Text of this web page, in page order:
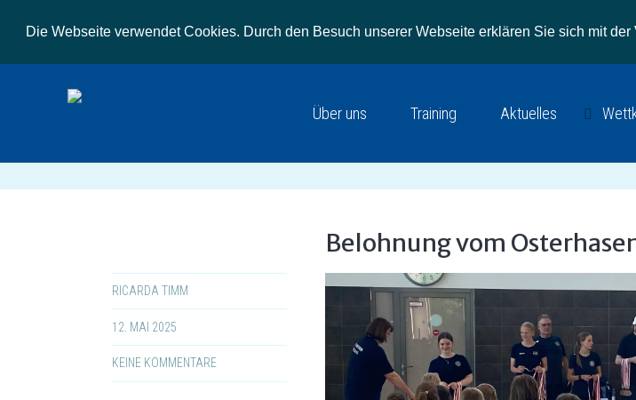
Die Webseite verwendet Cookies. Durch den Besuch unserer Webseite erklären Sie sich mit
Über uns Training Aktuelles
Belohnung vom
RICARDA TIMM
12. MAI 2025
KEINE KOMMENTARE